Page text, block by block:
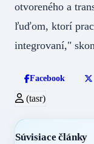
otvoreného a
ľuďom, ktorí
integrovaní,"
Facebook
(tasr)
Súvisiace články